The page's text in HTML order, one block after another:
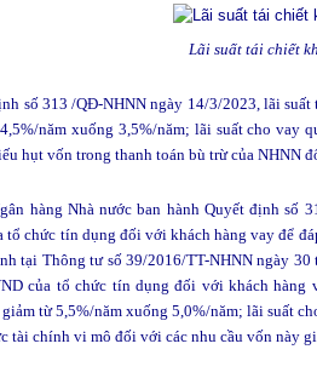
Lãi suất tái chiết
số 313 /QĐ-NHNN ngày 14/3/2023, lãi
năm xuống 3,5%/năm; lãi suất cho vay
hụt vốn trong thanh toán bù trừ của NHNN
hàng Nhà nước ban hành Quyết định số
tổ chức tín dụng đối với khách hàng vay để
tại Thông tư số 39/2016/TT-NHNN ngày
của tổ chức tín dụng đối với khách
từ 5,5%/năm xuống 5,0%/năm; lãi suất
tài chính vi mô đối với các nhu cầu vốn này